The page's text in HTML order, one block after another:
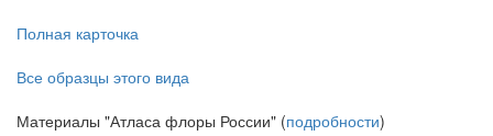
Полная карточка
Все образцы этого вида
Материалы "Атласа флоры России" (подробности)